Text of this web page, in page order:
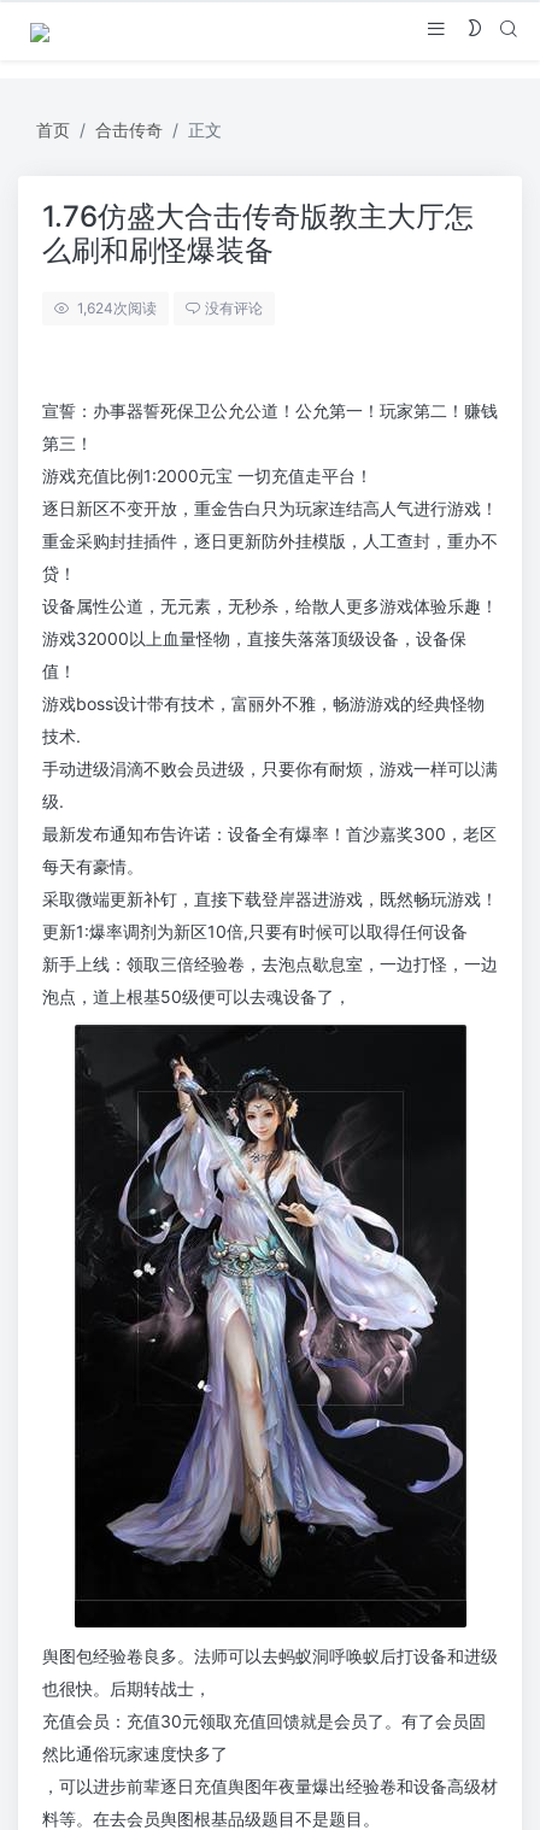
首页 合击传奇 正文
1.76仿盛大合击传奇版教主大厅怎
么刷和刷怪爆装备
1,624次阅读 没有评论
宣誓：办事器誓死保卫公允公道！公允第一！玩家第二！赚钱
第三！
游戏充值比例1:2000元宝 一切充值走平台！
逐日新区不变开放，重金告白只为玩家连结高人气进行游戏！
重金采购封挂插件，逐日更新防外挂模版，人工查封，重办不
贷！
设备属性公道，无元素，无秒杀，给散人更多游戏体验乐趣！
游戏32000以上血量怪物，直接失落落顶级设备，设备保
值！
游戏boss设计带有技术，富丽外不雅，畅游游戏的经典怪物
技术.
手动进级涓滴不败会员进级，只要你有耐烦，游戏一样可以满
级.
最新发布通知布告许诺：设备全有爆率！首沙嘉奖300，老区
每天有豪情。
采取微端更新补钉，直接下载登岸器进游戏，既然畅玩游戏！
更新1:爆率调剂为新区10倍,只要有时候可以取得任何设备
新手上线：领取三倍经验卷，去泡点歇息室，一边打怪，一边
泡点，道上根基50级便可以去魂设备了，
舆图包经验卷良多。法师可以去蚂蚁洞呼唤蚁后打设备和进级
也很快。后期转战士，
充值会员：充值30元领取充值回馈就是会员了。有了会员固
然比通俗玩家速度快多了
，可以进步前辈逐日充值舆图年夜量爆出经验卷和设备高级材
料等。在去会员舆图根基品级题目不是题目。